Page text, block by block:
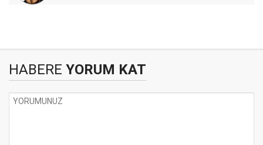
HABERE YORUM KAT